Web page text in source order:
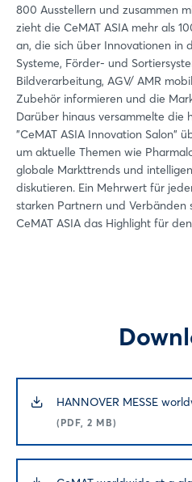
800 Ausstellern und zusammen
zieht die CeMAT ASIA mehr als
an, die sich über Innovationen in
Systeme, Förder- und
Bildverarbeitung, AGV/ AMR
Zubehör informieren und die
Darüber hinaus versammelte die
"CeMAT ASIA Innovation Salon"
um aktuelle Themen wie
globale Markttrends und
diskutieren. Ein Mehrwert für
starken Partnern und Verbänden
CeMAT ASIA das Highlight für
HANNOVER MESSE
(PDF, 2 MB)